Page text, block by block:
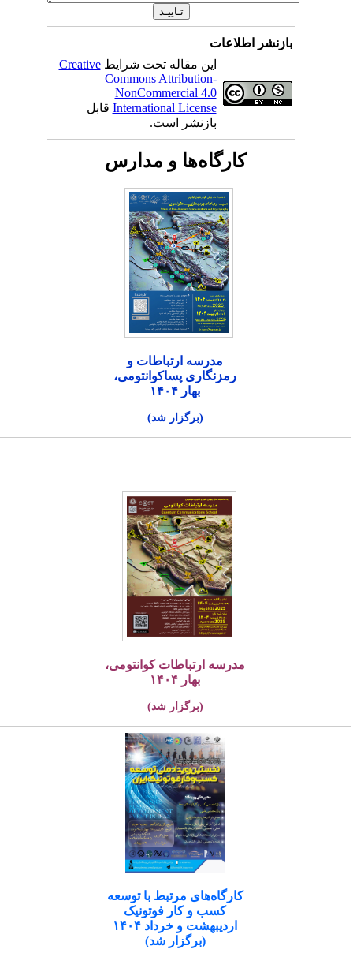
بازنشر اطلاعات
این مقاله تحت شرایطCreative
Commons Attribution-
NonCommercial 4.0
International Licenseقابل
بازنشر است.
کارگاه‌ها و مدارس
مدرسه ارتباطات و
رمزنگاری پساکوانتومی،
بهار ۱۴۰۴
(برگزار شد)
مدرسه ارتباطات کوانتومی،
بهار ۱۴۰۴
(برگزار شد)
کارگاه‌های مرتبط با توسعه
کسب و کار فوتونیک
اردیبهشت و خرداد ۱۴۰۴
(برگزار شد)